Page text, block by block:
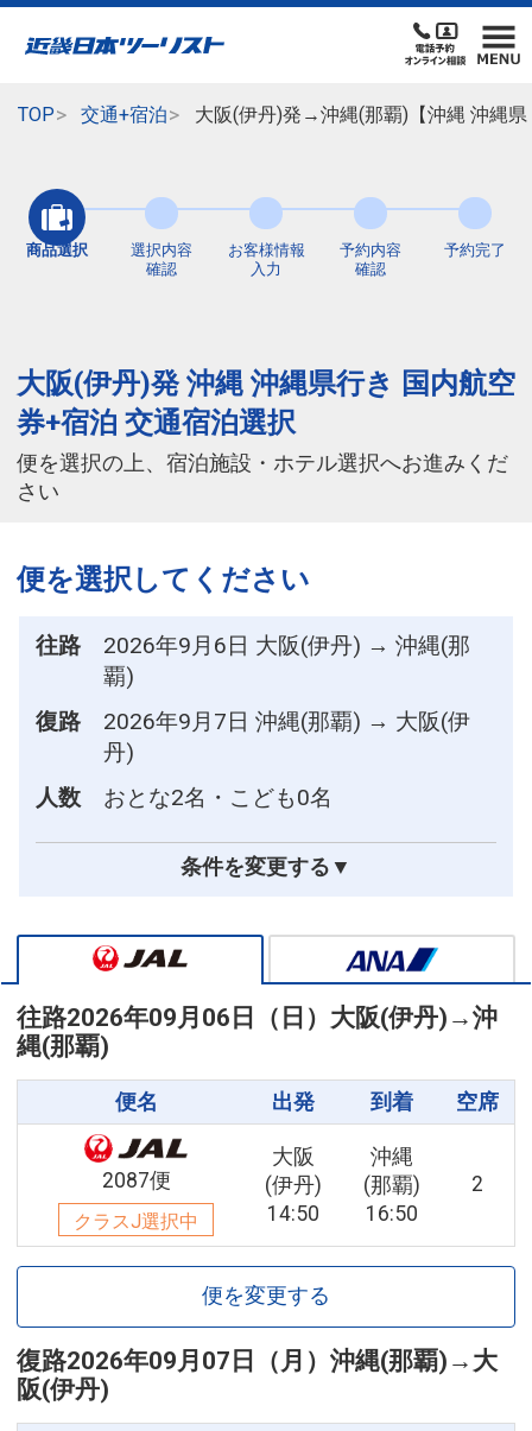
TOP 交通+宿泊 大阪(伊丹)発→沖縄(那覇)【沖縄 沖縄
商品選択
選択内容
確認
お客様情報
入力
予約内容
確認
予約完了
大阪(伊丹)発 沖縄 沖縄県行き 国内航空
券+宿泊 交通宿泊選択
便を選択の上、宿泊施設・ホテル選択へお進みくだ
さい
便を選択してください
往路
2026年9月6日 大阪(伊丹) → 沖縄(那
覇)
復路
2026年9月7日 沖縄(那覇) → 大阪(伊
丹)
人数
おとな2名・こども0名
条件を変更する▼
往路2026年09月06日（日） 大阪(伊丹) →沖
縄(那覇)
便名 出発 到着 空席
2087便
クラスJ選択中
大阪
(伊丹)
14:50
沖縄
(那覇)
16:50
2
便を変更する
復路2026年09月07日（月） 沖縄(那覇) → 大
阪(伊丹)